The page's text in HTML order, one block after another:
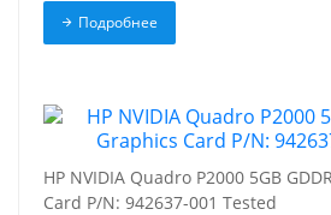
Подробнее
HP NVIDIA Quadro P2000 5GB
Card P/N: 942637-001 Tested